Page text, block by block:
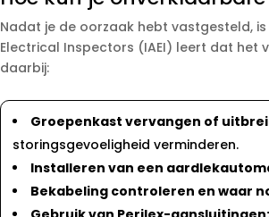
Nadat je de oorzaak hebt vastgesteld,
Electrical Inspectors (IAEI) leert dat
daarbij:
Groepenkast vervangen of
storingsgevoeligheid verminderen.​
Installeren van een
Bekabeling controleren en waar